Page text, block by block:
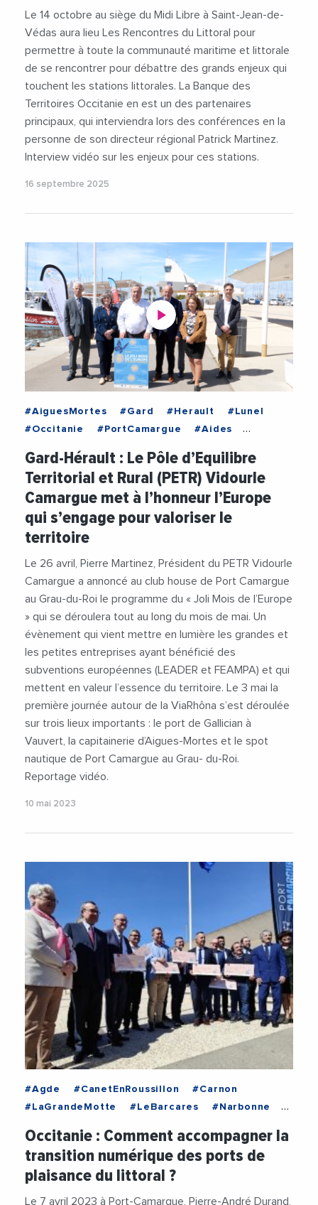
Le 14 octobre au siège du Midi Libre à Saint-Jean-de-
Védas aura lieu Les Rencontres du Littoral pour
permettre à toute la communauté maritime et littorale
de se rencontrer pour débattre des grands enjeux qui
touchent les stations littorales. La Banque des
Territoires Occitanie en est un des partenaires
principaux, qui interviendra lors des conférences en la
personne de son directeur régional Patrick Martinez.
Interview vidéo sur les enjeux pour ces stations.
16 septembre 2025
#AiguesMortes #Gard #Herault
#Lunel
#Occitanie
#PortCamargue
#Aides
#CommunautePetiteCamargue
#Economie
#Emploi
#Entreprises
#Europe
#Financement
#Mobilite
#PaysDeSommieres
#PETRVidourleCamargue
#PierreMartinez
#VilleDAiguesMortes
Gard-Hérault : Le Pôle d’Equilibre
Territorial et Rural (PETR) Vidourle
Camargue met à l’honneur l’Europe
qui s’engage pour valoriser le
territoire
Le 26 avril, Pierre Martinez, Président du PETR Vidourle
Camargue a annoncé au club house de Port Camargue
au Grau-du-Roi le programme du « Joli Mois de l’Europe
» qui se déroulera tout au long du mois de mai. Un
évènement qui vient mettre en lumière les grandes et
les petites entreprises ayant bénéficié des
subventions européennes (LEADER et FEAMPA) et qui
mettent en valeur l’essence du territoire. Le 3 mai la
première journée autour de la ViaRhôna s’est déroulée
sur trois lieux importants : le port de Gallician à
Vauvert, la capitainerie d’Aigues-Mortes et le spot
nautique de Port Camargue au Grau- du-Roi.
Reportage vidéo.
10 mai 2023
#Agde #CanetEnRoussillon
#Carnon
#LaGrandeMotte
#LeBarcares
#Narbonne
#DidierCodorniou
#Economie
#Environnement
#Financement
#Littoral
#Nautisme
#PlanLittoral21
#PortDePlaisance
#RegionOccitanie1
Occitanie : Comment accompagner la
transition numérique des ports de
plaisance du littoral ?
Le 7 avril 2023 à Port-Camargue, Pierre-André Durand,